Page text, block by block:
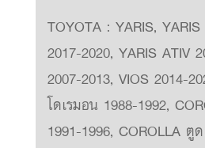
TOYOTA : YARIS,
2017-2020, YARIS ATIV
2007-2013, VIOS 2014-
โดเรมอน 1988-1992,
1991-1996, COROLLA ตู